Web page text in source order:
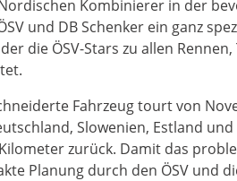
Kombinierer in der
und DB Schenker ein ganz
die ÖSV-Stars zu allen
Fahrzeug tourt von
Slowenien, Estland
zurück. Damit das
Planung durch den ÖSV und